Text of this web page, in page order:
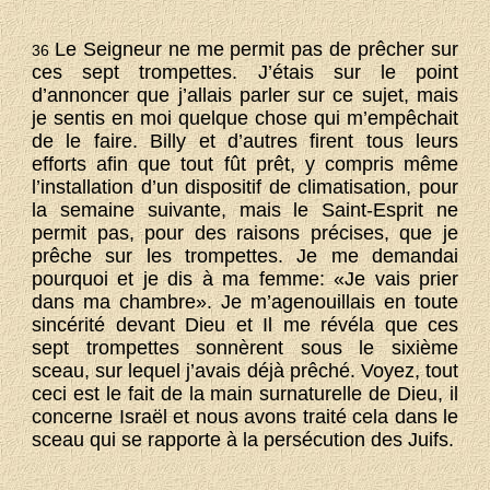
36Le Seigneur ne me permit pas de prêcher sur
ces sept trompettes. J’étais sur le point
d’annoncer que j’allais parler sur ce sujet, mais
je sentis en moi quelque chose qui m’empêchait
de le faire. Billy et d’autres firent tous leurs
efforts afin que tout fût prêt, y compris même
l’installation d’un dispositif de climatisation, pour
la semaine suivante, mais le Saint-Esprit ne
permit pas, pour des raisons précises, que je
prêche sur les trompettes. Je me demandai
pourquoi et je dis à ma femme: «Je vais prier
dans ma chambre». Je m’agenouillais en toute
sincérité devant Dieu et Il me révéla que ces
sept trompettes sonnèrent sous le sixième
sceau, sur lequel j’avais déjà prêché. Voyez, tout
ceci est le fait de la main surnaturelle de Dieu, il
concerne Israël et nous avons traité cela dans le
sceau qui se rapporte à la persécution des Juifs.